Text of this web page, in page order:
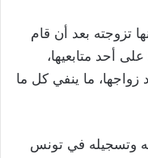
تزوجته بعد أن قام
أحد متابعيها،
ما ينفي كل ما
وتسجيله في تونس